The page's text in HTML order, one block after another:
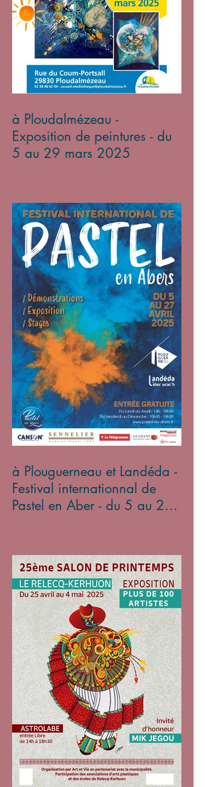
à Ploudalmézeau -
Exposition de peintures - du
5 au 29 mars 2025
à Plouguerneau et Landéda -
Festival internationnal de
Pastel en Aber - du 5 au 27